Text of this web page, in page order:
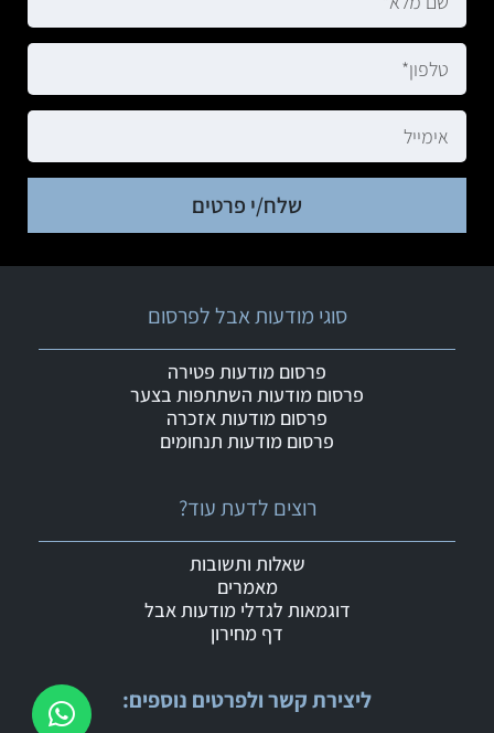
שלח/י פרטים
ליצירת קשר ולפרטים נוספים:
רוצים לדעת עוד?
שאלות ותשובות
מאמרים
דוגמאות לגדלי מודעות אבל
דף מחירון
סוגי מודעות אבל לפרסום
פרסום מודעות פטירה
פרסום מודעות השתתפות בצער
פרסום מודעות אזכרה
פרסום מודעות תנחומים